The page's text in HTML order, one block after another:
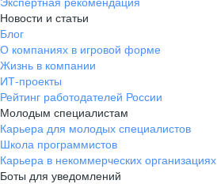
Новости и статьи
Блог
О компаниях в игровой форме
Жизнь в компании
ИТ-проекты
Рейтинг работодателей России
Молодым специалистам
Карьера для молодых специалистов
Школа программистов
Карьера в некоммерческих организациях
Боты для уведомлений